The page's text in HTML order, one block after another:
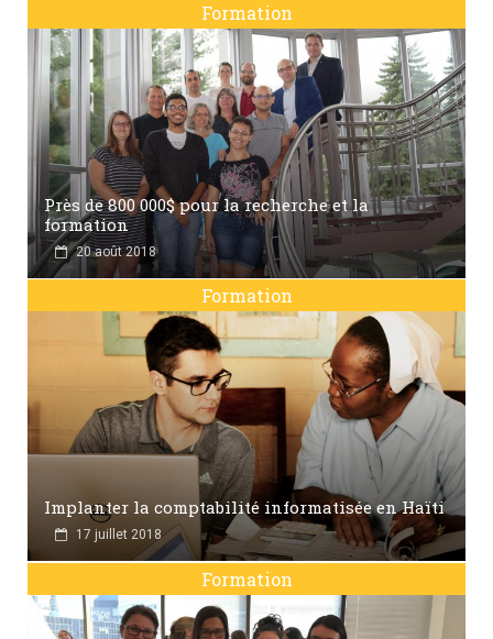
Formation
Près de 800 000$ pour la recherche et la
formation
20 août 2018
Formation
Implanter la comptabilité informatisée en Haïti
17 juillet 2018
Formation